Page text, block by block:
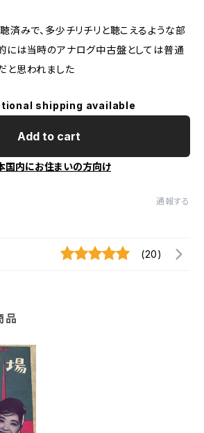
済みで、多少チリチリと聴こえるような部
には当時のアナログ中古盤としては普通
と思われました
shipping available
Add to cart
国内にお住まいの方向け
通報する
(20)
品